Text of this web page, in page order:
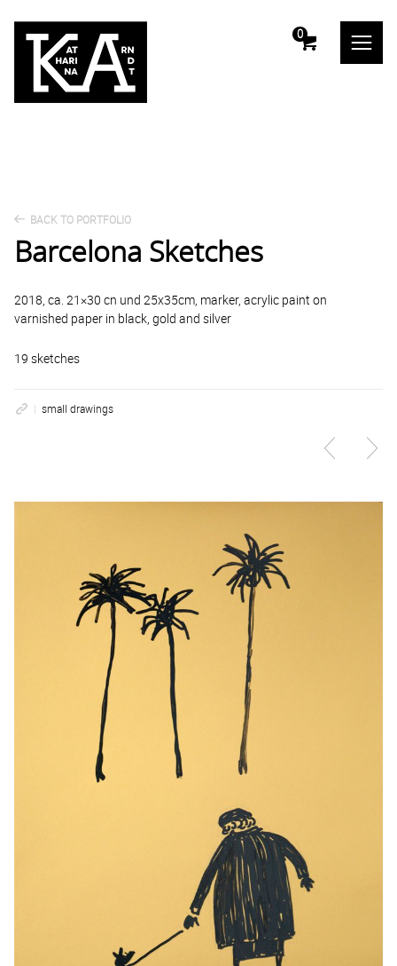
0
BACK TO PORTFOLIO
Barcelona Sketches
2018, ca. 21×30 cn und 25x35cm, marker, acrylic paint on
varnished paper in black, gold and silver
19 sketches
small drawings